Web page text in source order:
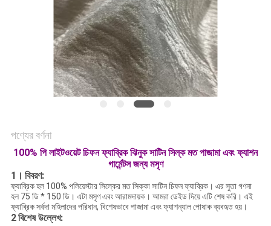
PRIVACY
POLICY
পণ্যের বর্ণনা
100% পি লাইটওয়েট চিফন ফ্যাব্রিক ঝিনুক সাটিন সিল্ক মত পাজামা এবং ফ্যাশন
গার্মেন্টস জন্য মসৃণ
1। বিবরণ:
ফ্যাব্রিক হল 100% পলিয়েস্টার সিল্কের মত সিক্কা সাটিন চিফন ফ্যাব্রিক। এর সুতা গণনা
হল 75 ডি * 150 ডি। এটা মসৃণ এবং আরামদায়ক। আমরা ডেইড দিয়ে এটি শেষ করি। এই
ফ্যাব্রিক সর্বদা মহিলাদের পরিধান, বিশেষভাবে পাজামা এবং ফ্যাশন্যাল পোষাক ব্যবহৃত হয়।
2বিশেষ উল্লেখ: